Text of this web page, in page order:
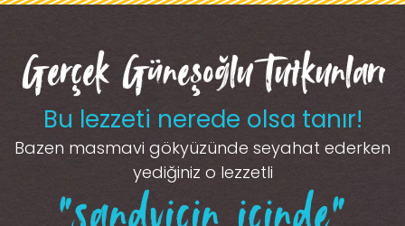
Gerçek Güneşoğlu Tutkunları
Bu lezzeti nerede olsa tanır!
Bazen masmavi gökyüzünde seyahat ederken
yediğiniz o lezzetli